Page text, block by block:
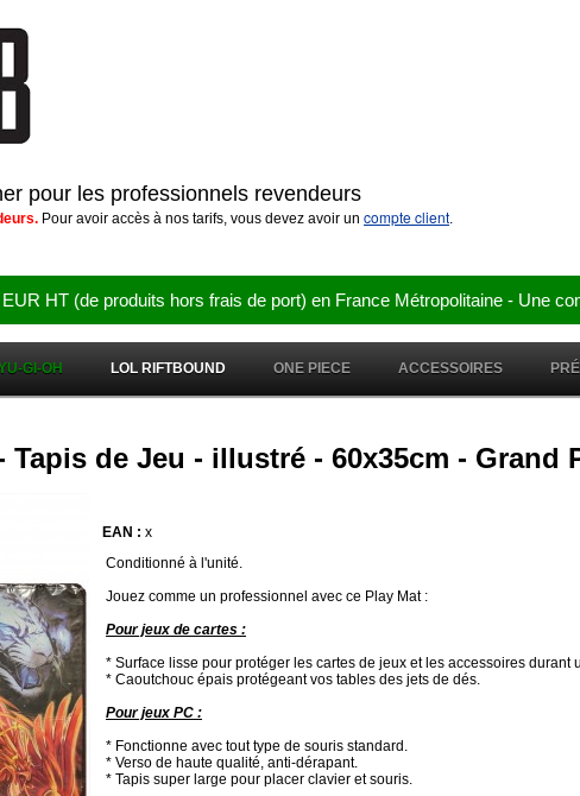
pour les professionnels revendeurs
Pour avoir accès à nos tarifs, vous devez avoir un compte client.
HT (de produits hors frais de port) en France Métropolitaine - Une
GI-OH LOL RIFTBOUND ONE PIECE ACCESSOIRES
de Jeu - illustré - 60x35cm - Grand
EAN : x
Conditionné à l'unité.
Jouez comme un professionnel avec ce Play Mat :
Pour jeux de cartes :
* Surface lisse pour protéger les cartes de jeux et les accessoires durant
* Caoutchouc épais protégeant vos tables des jets de dés.
Pour jeux PC :
* Fonctionne avec tout type de souris standard.
* Verso de haute qualité, anti-dérapant.
* Tapis super large pour placer clavier et souris.